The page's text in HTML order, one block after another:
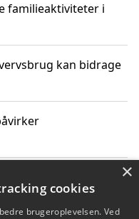
familieaktiviteter i
kan bidrage
×
cookies
brugeroplevelsen. Ved